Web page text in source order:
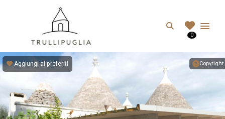
Search
0
Copyright
Aggiungi ai preferiti